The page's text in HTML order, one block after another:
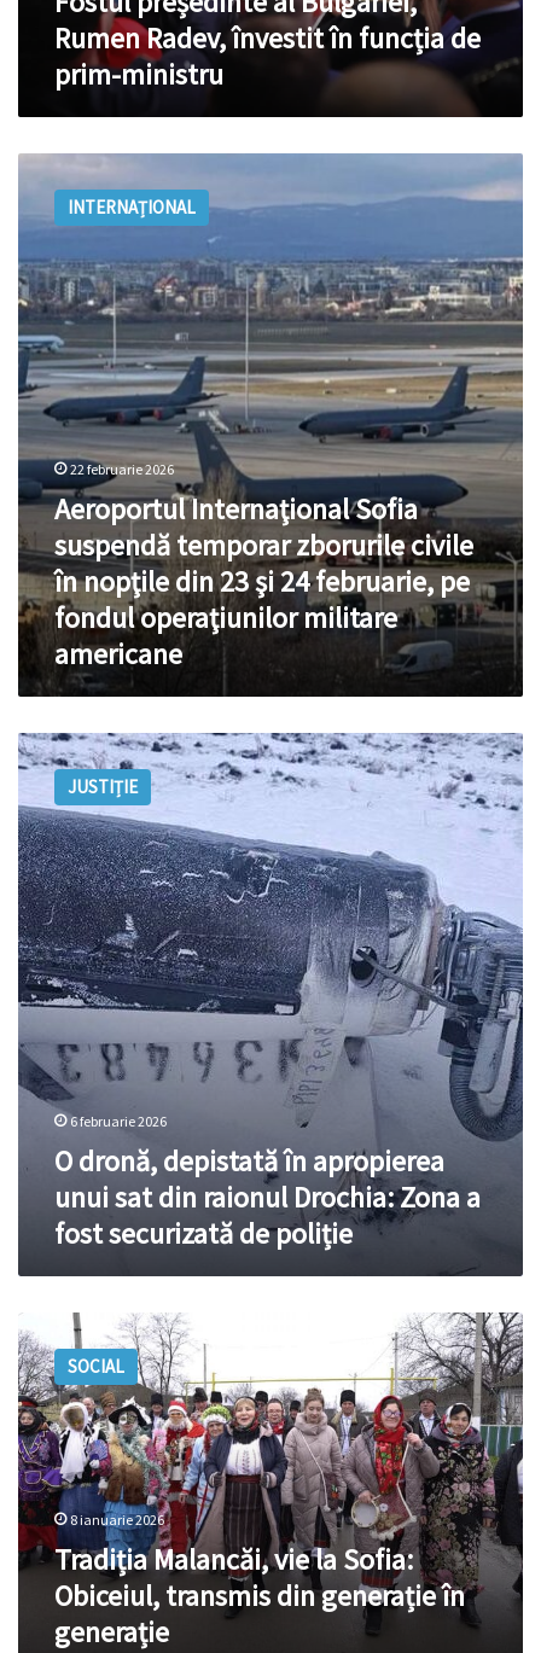
prim-
ministruRumen Radev, învestit în funcția de
prim-ministru
Aeroportul
Internaţional
Sofia
temporar
zborurile
civile
în
nopţile
din
23
şi
24
februarie,
pe
fondul
operaţiunilor
militare
americane
INTERNAȚIONAL
22 februarie 2026
Aeroportul Internaţional Sofia
suspendă temporar zborurile civile
în nopţile din 23 şi 24 februarie, pe
fondul operaţiunilor militare
americane
O
dronă,
depistată
în
apropierea
unui
sat
din
raionul
Drochia:
Zona
fost
securizată
de
poliție
JUSTIȚIE
6 februarie 2026
O dronă, depistată în apropierea
unui sat din raionul Drochia: Zona a
fost securizată de poliție
Tradiția
Malancăi,
vie
la
Sofia:
Obiceiul,
transmis
din
generație
în
generație
SOCIAL
8 ianuarie 2026
Tradiția Malancăi, vie la Sofia:
Obiceiul, transmis din generație în
generație